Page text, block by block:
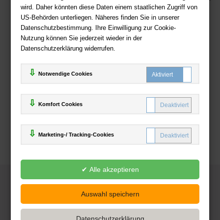
wird. Daher könnten diese Daten einem staatlichen Zugriff von
US-Behörden unterliegen. Näheres finden Sie in unserer
Datenschutzbestimmung. Ihre Einwilligung zur Cookie-
Nutzung können Sie jederzeit wieder in der
Datenschutzerklärung widerrufen.
Notwendige Cookies
Komfort Cookies
Marketing-/ Tracking-Cookies
Zahlweisen
Deutsche-Buchhandlung.de
www.deutsche-buchhandlung.de ist ein Angebot der
Handelsgesellschaft mbH
Powered by Inooga